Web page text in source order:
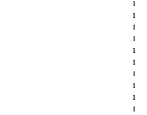
1
1
1
1
1
1
1
1
1
1